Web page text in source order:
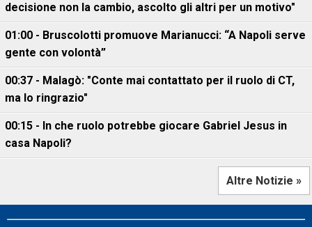
decisione non la cambio, ascolto gli altri per un motivo"
01:00 - Bruscolotti promuove Marianucci: “A Napoli serve
gente con volontà”
00:37 - Malagò: "Conte mai contattato per il ruolo di CT,
ma lo ringrazio"
00:15 - In che ruolo potrebbe giocare Gabriel Jesus in
casa Napoli?
Altre Notizie »